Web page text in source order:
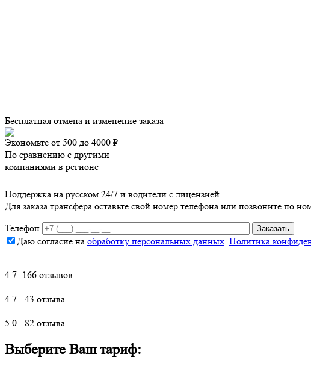
Бесплатная отмена и изменение заказа
Экономьте от 500 до 4000 ₽
По сравнению с другими
компаниями в регионе
Поддержка на русском 24/7 и водители с лицензией
Для заказа трансфера оставьте свой номер телефона или позвоните по
Телефон
Даю согласие на обработку персональных данных. Политика
4.7 -166 отзывов
4.7 - 43 отзыва
5.0 - 82 отзыва
Выберите Ваш тариф: